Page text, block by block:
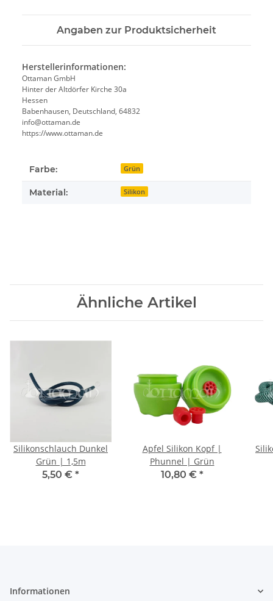
Angaben zur Produktsicherheit
Herstellerinformationen:
Ottaman GmbH
Hinter der Altdörfer Kirche 30a
Hessen
Babenhausen, Deutschland, 64832
info@ottaman.de
https://www.ottaman.de
Farbe: Grün
Material: Silikon
Ähnliche Artikel
Silikonschlauch Dunkel
Grün | 1,5m
5,50 € *
Apfel Silikon Kopf |
Phunnel | Grün
10,80 € *
Informationen